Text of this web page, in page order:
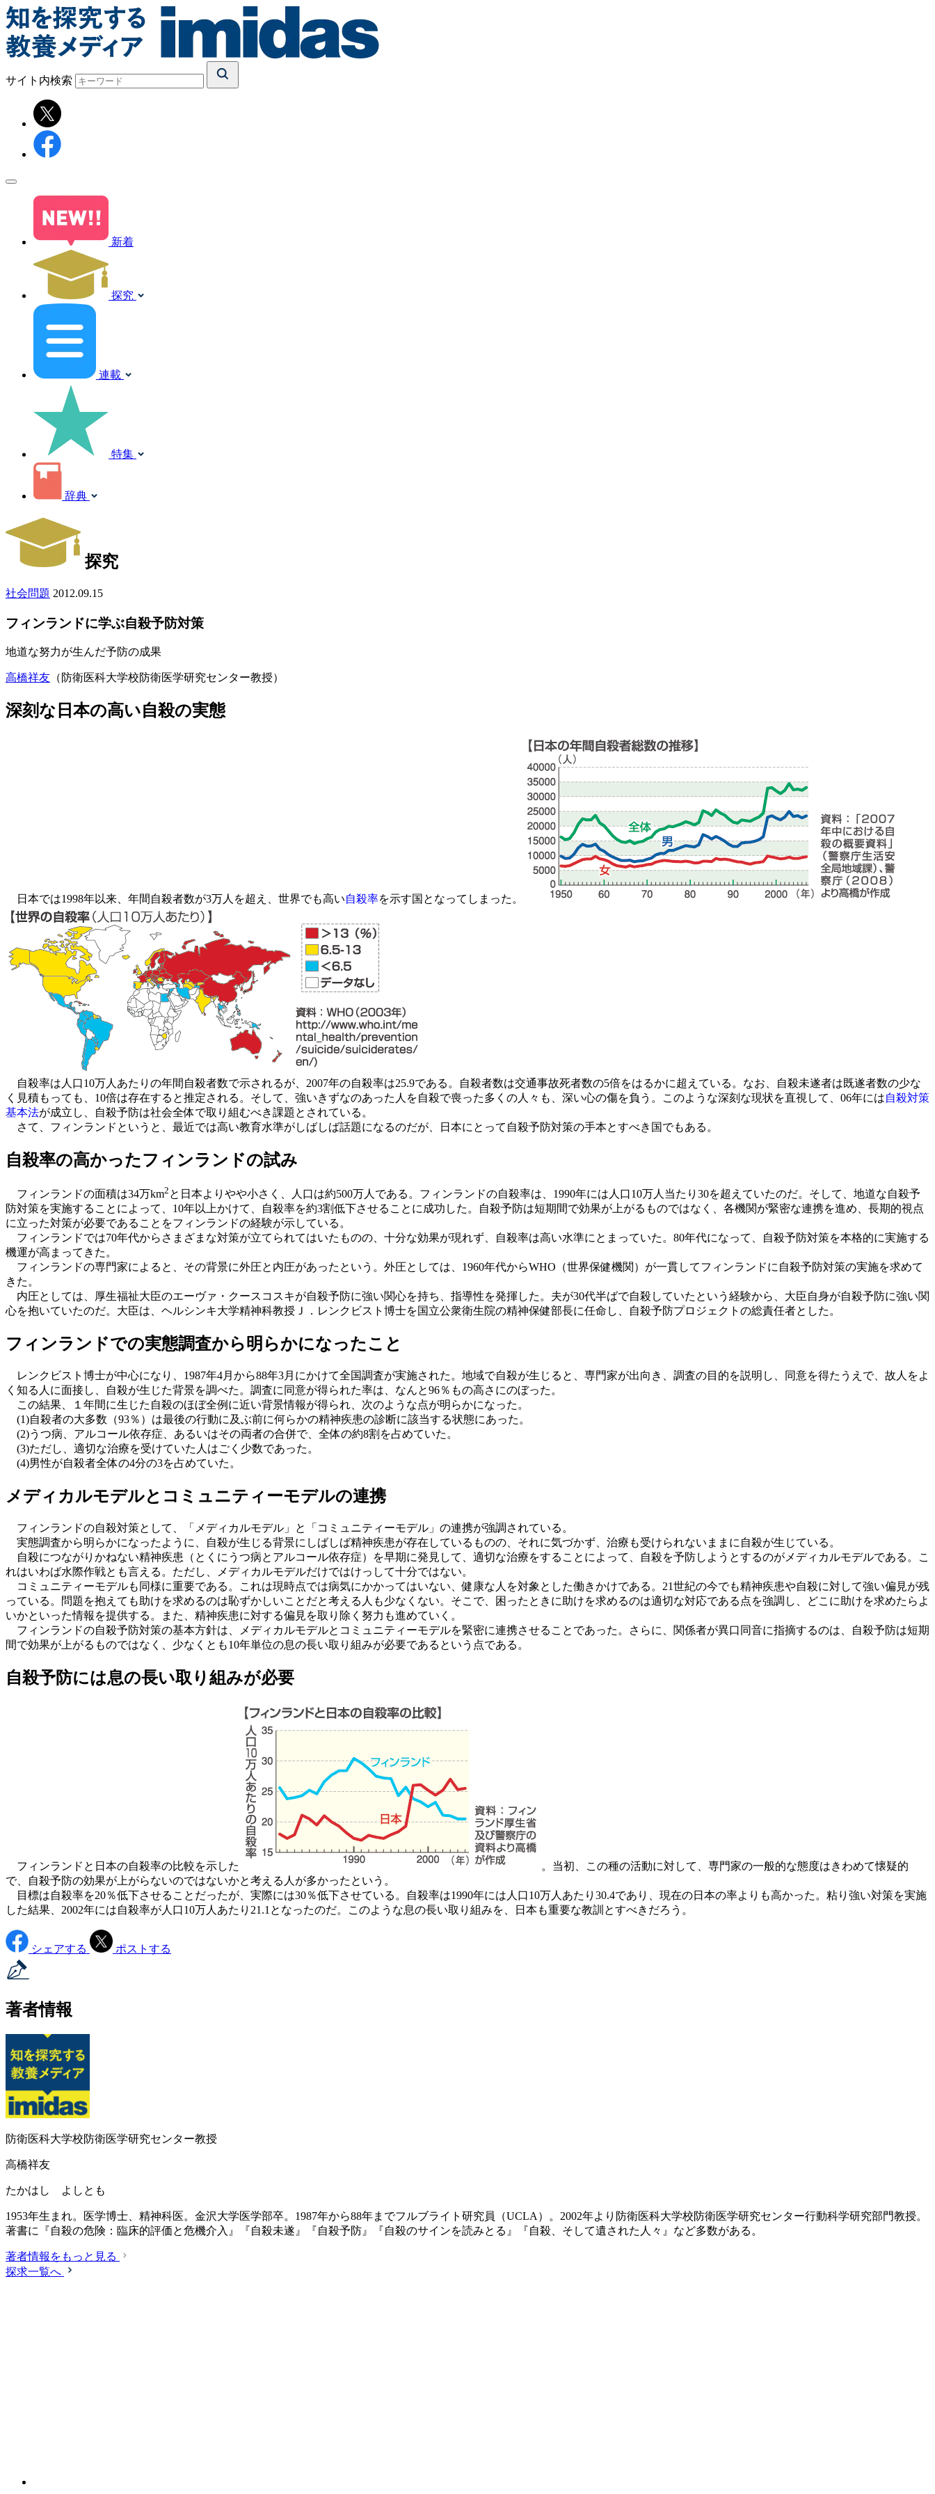
サイト内検索
新着
探究
連載
特集
辞典
探究
社会問題 2012.09.15
フィンランドに学ぶ自殺予防対策
地道な努力が生んだ予防の成果
高橋祥友 （防衛医科大学校防衛医学研究センター教授）
深刻な日本の高い自殺の実態
日本では1998年以来、年間自殺者数が3万人を超え、世界でも高い自殺率を示す国となってしまった。
自殺率は人口10万人あたりの年間自殺者数で示されるが、2007年の自殺率は25.9である。自殺者数は交通事故死者数の5倍をはるかに超えている。なお、自殺未遂者は既遂者数の少な
く見積もっても、10倍は存在すると推定される。そして、強いきずなのあった人を自殺で喪った多くの人々も、深い心の傷を負う。このような深刻な現状を直視して、06年には自殺対策
基本法が成立し、自殺予防は社会全体で取り組むべき課題とされている。
さて、フィンランドというと、最近では高い教育水準がしばしば話題になるのだが、日本にとって自殺予防対策の手本とすべき国でもある。
自殺率の高かったフィンランドの試み
フィンランドの面積は34万km2 と日本よりやや小さく、人口は約500万人である。フィンランドの自殺率は、1990年には人口10万人当たり30を超えていたのだ。そして、地道な自殺予
防対策を実施することによって、10年以上かけて、自殺率を約3割低下させることに成功した。自殺予防は短期間で効果が上がるものではなく、各機関が緊密な連携を進め、長期的視点
に立った対策が必要であることをフィンランドの経験が示している。
フィンランドでは70年代からさまざまな対策が立てられてはいたものの、十分な効果が現れず、自殺率は高い水準にとまっていた。80年代になって、自殺予防対策を本格的に実施する
機運が高まってきた。
フィンランドの専門家によると、その背景に外圧と内圧があったという。外圧としては、1960年代からWHO（世界保健機関）が一貫してフィンランドに自殺予防対策の実施を求めて
きた。
内圧としては、厚生福祉大臣のエーヴァ・クースコスキが自殺予防に強い関心を持ち、指導性を発揮した。夫が30代半ばで自殺していたという経験から、大臣自身が自殺予防に強い関
心を抱いていたのだ。大臣は、ヘルシンキ大学精神科教授Ｊ．レンクビスト博士を国立公衆衛生院の精神保健部長に任命し、自殺予防プロジェクトの総責任者とした。
フィンランドでの実態調査から明らかになったこと
レンクビスト博士が中心になり、1987年4月から88年3月にかけて全国調査が実施された。地域で自殺が生じると、専門家が出向き、調査の目的を説明し、同意を得たうえで、故人をよ
く知る人に面接し、自殺が生じた背景を調べた。調査に同意が得られた率は、なんと96％もの高さにのぼった。
この結果、１年間に生じた自殺のほぼ全例に近い背景情報が得られ、次のような点が明らかになった。
(1)自殺者の大多数（93％）は最後の行動に及ぶ前に何らかの精神疾患の診断に該当する状態にあった。
(2)うつ病、アルコール依存症、あるいはその両者の合併で、全体の約8割を占めていた。
(3)ただし、適切な治療を受けていた人はごく少数であった。
(4)男性が自殺者全体の4分の3を占めていた。
メディカルモデルとコミュニティーモデルの連携
フィンランドの自殺対策として、「メディカルモデル」と「コミュニティーモデル」の連携が強調されている。
実態調査から明らかになったように、自殺が生じる背景にしばしば精神疾患が存在しているものの、それに気づかず、治療も受けられないままに自殺が生じている。
自殺につながりかねない精神疾患（とくにうつ病とアルコール依存症）を早期に発見して、適切な治療をすることによって、自殺を予防しようとするのがメディカルモデルである。こ
れはいわば水際作戦とも言える。ただし、メディカルモデルだけではけっして十分ではない。
コミュニティーモデルも同様に重要である。これは現時点では病気にかかってはいない、健康な人を対象とした働きかけである。21世紀の今でも精神疾患や自殺に対して強い偏見が残
っている。問題を抱えても助けを求めるのは恥ずかしいことだと考える人も少なくない。そこで、困ったときに助けを求めるのは適切な対応である点を強調し、どこに助けを求めたらよ
いかといった情報を提供する。また、精神疾患に対する偏見を取り除く努力も進めていく。
フィンランドの自殺予防対策の基本方針は、メディカルモデルとコミュニティーモデルを緊密に連携させることであった。さらに、関係者が異口同音に指摘するのは、自殺予防は短期
間で効果が上がるものではなく、少なくとも10年単位の息の長い取り組みが必要であるという点である。
自殺予防には息の長い取り組みが必要
フィンランドと日本の自殺率の比較を示した
。当初、この種の活動に対して、専門家の一般的な態度はきわめて懐疑的
で、自殺予防の効果が上がらないのではないかと考える人が多かったという。
目標は自殺率を20％低下させることだったが、実際には30％低下させている。自殺率は1990年には人口10万人あたり30.4であり、現在の日本の率よりも高かった。粘り強い対策を実施
した結果、2002年には自殺率が人口10万人あたり21.1となったのだ。このような息の長い取り組みを、日本も重要な教訓とすべきだろう。
シェアする ポストする
著者情報
防衛医科大学校防衛医学研究センター教授
高橋祥友
たかはし よしとも
1953年生まれ。医学博士、精神科医。金沢大学医学部卒。1987年から88年までフルブライト研究員（UCLA）。2002年より防衛医科大学校防衛医学研究センター行動科学研究部門教授。
著書に『自殺の危険：臨床的評価と危機介入』『自殺未遂』『自殺予防』『自殺のサインを読みとる』『自殺、そして遺された人々』など多数がある。
著者情報をもっと見る
探求一覧へ